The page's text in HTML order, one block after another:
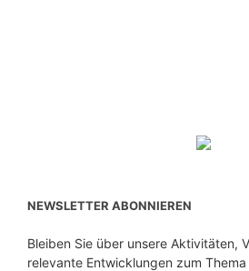
NEWSLETTER ABONNIEREN
Bleiben Sie über unsere Aktivitäten,
relevante Entwicklungen zum